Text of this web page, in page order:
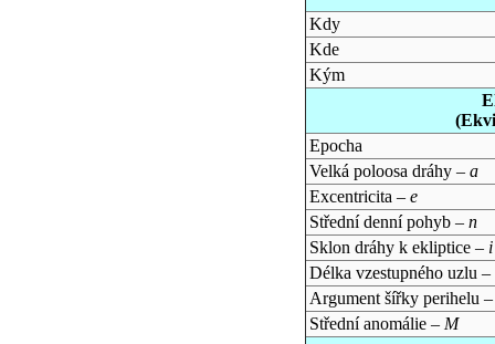
Kdy
Kde
Kým
Epocha
Velká poloosa dráhy – a
Excentricita – e
Střední denní pohyb – n
Sklon dráhy k ekliptice – i
Délka vzestupného uzlu –
Argument šířky perihelu
Střední anomálie – M